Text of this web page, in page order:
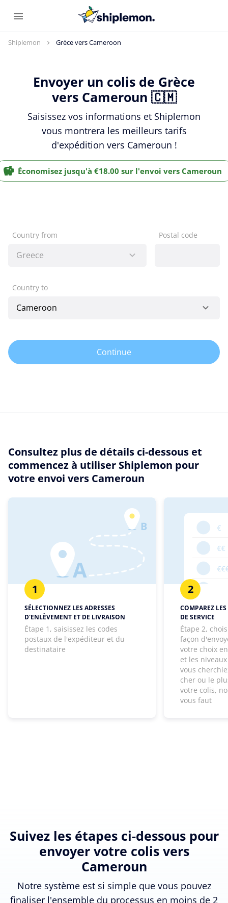
Shiplemon Grèce vers Cameroon
Envoyer un colis de Grèce
vers Cameroun 🇨🇲
Saisissez vos informations et Shiplemon
vous montrera les meilleurs tarifs
d'expédition vers Cameroun !
Économisez jusqu'à €18.00 sur l'envoi vers Cameroun
Country from Postal code
Country to
Continue
Consultez plus de détails ci-dessous et
commencez à utiliser Shiplemon pour
votre envoi vers Cameroun
1
SÉLECTIONNEZ LES ADRESSES
D'ENLÈVEMENT ET DE LIVRAISON
Étape 1, saisissez les codes
postaux de l'expéditeur et du
destinataire
2
COMPAREZ
DE SERVICE
Étape 2,
façon
votre choix
et les
vous
cher ou le
votre colis,
vous faut
Suivez les étapes ci-dessous pour
envoyer votre colis vers
Cameroun
Notre système est si simple que vous pouvez
finaliser l'ensemble du processus en moins de 2